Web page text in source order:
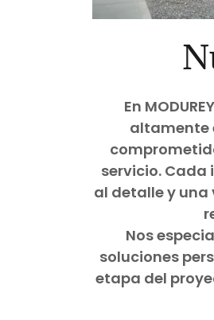
En
altamente
servicio.
al detalle y una
Nos
soluciones
etapa del